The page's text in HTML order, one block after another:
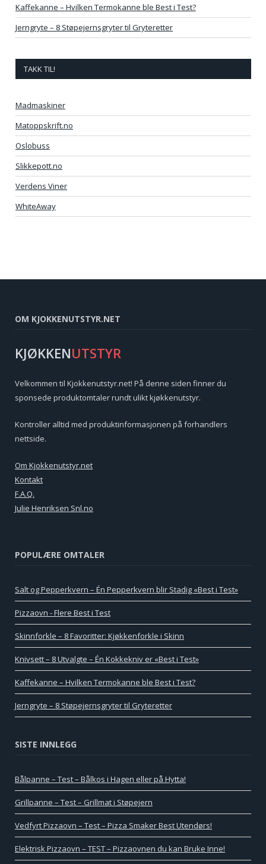
Kaffekanne – Hvilken Termokanne ble Best i Test?
Jerngryte – 8 Støpejernsgryter til Gryteretter
TAKK TIL!
Madmaskiner
Matoppskrift.no
Oslobuss
Slikkepott.no
Verdens Viner
WhiteAway
OM KJOKKENUTSTYR.NET
KJØKKENUTSTYR
Velkommen til Kjokkenutstyr.net! På denne siden finner du
sponsede produktomtaler rundt ulikt kjøkkenutstyr.
Kontroller alltid med produktinformasjonen på forhandlers
nettside.
Om Kjokkenutstyr.net
Kontakt
F.A.Q.
Julie Henriksen Snl.no
POPULÆRE OMTALER
Salt og Pepperkvern – Én Pepperkvern blir Stadig «Best i Test»
Pizzaovn - Flere Best i Test
Skinnforkle – 8 Favoritter: Kjøkkenforkle i Skinn
Knivsett – 8 Utvalgte – Én Kokkekniv er «Best i Test»
Kaffekanne – Hvilken Termokanne ble Best i Test?
Jerngryte – 8 Støpejernsgryter til Gryteretter
SISTE INNLEGG
Bålpanne – Test – Bålkos i Hagen eller på Hytta!
Grillpanne – Test – Grillmat i Støpejern
Vedfyrt Pizzaovn – Test – Pizza Smaker Best Utendørs!
Elektrisk Pizzaovn – TEST – Pizzaovnen du kan Bruke Inne!